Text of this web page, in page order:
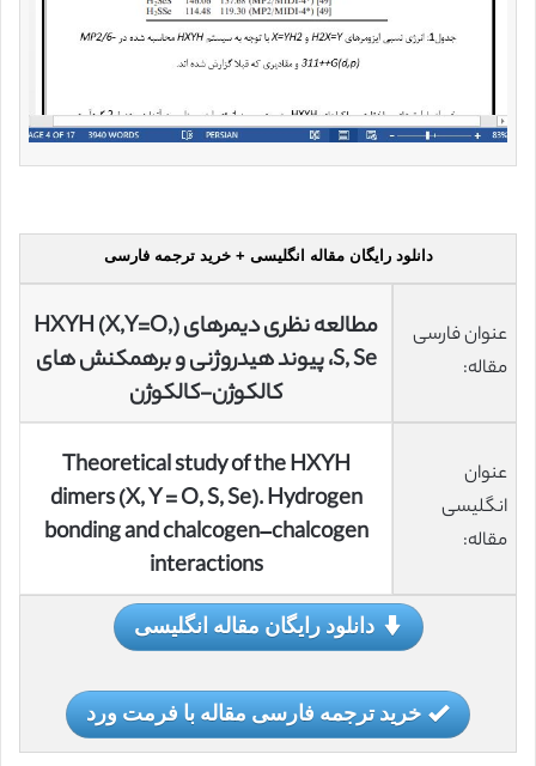
دانلود رایگان مقاله انگلیسی + خرید ترجمه فارسی
عنوان فارسی
مقاله:
مطالعه نظری دیمرهای (HXYH (X,Y=O,
S, Se، پیوند هیدروژنی و برهمکنش های
کالکوژن-کالکوژن
عنوان
انگلیسی
مقاله:
Theoretical study of the HXYH
dimers (X, Y = O, S, Se). Hydrogen
bonding and chalcogen–chalcogen
interactions
دانلود رایگان مقاله انگلیسی
خرید ترجمه فارسی مقاله با فرمت ورد